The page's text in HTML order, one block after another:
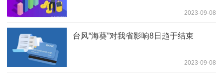
2023-09-08
台风“海葵”对我省影响8日趋于结束
2023-09-08